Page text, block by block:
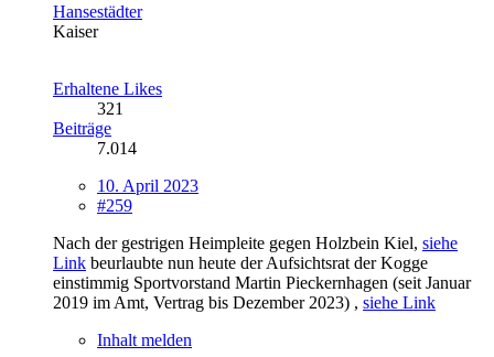
Hansestädter
Kaiser
Erhaltene Likes
321
Beiträge
7.014
10. April 2023
#259
Nach der gestrigen Heimpleite gegen Holzbein Kiel, siehe
Link beurlaubte nun heute der Aufsichtsrat der Kogge
einstimmig Sportvorstand Martin Pieckernhagen (seit Januar
2019 im Amt, Vertrag bis Dezember 2023) , siehe Link
Inhalt melden